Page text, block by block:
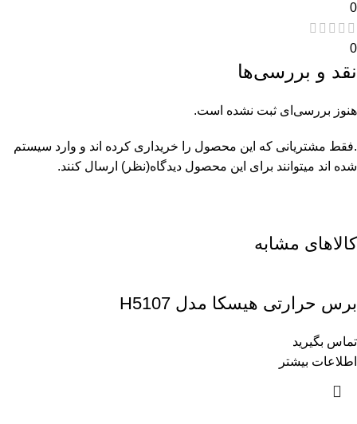
0
0
نقد و بررسی‌ها
هنوز بررسی‌ای ثبت نشده است.
.فقط مشتریانی که این محصول را خریداری کرده اند و وارد سیستم
شده اند میتوانند برای این محصول دیدگاه(نظر) ارسال کنند.
کالاهای مشابه
برس حرارتی هیسکا مدل H5107
تماس بگیرید
اطلاعات بیشتر